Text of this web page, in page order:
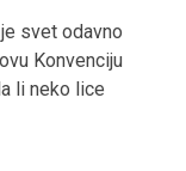
svet odavno
Konvenciju
li neko lice